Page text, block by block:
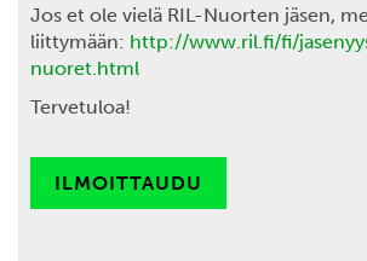
Jos et ole vielä RIL-Nuorten jäsen,
liittymään: http://www.ril.fi/fi/
nuoret.html
Tervetuloa!
ILMOITTAUDU